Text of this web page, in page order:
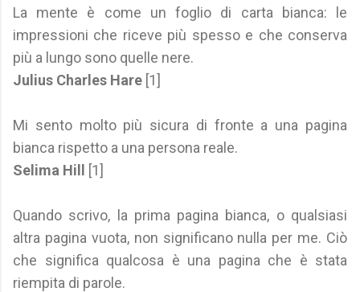
La mente è come un foglio di carta bianca: le
impressioni che riceve più spesso e che conserva
più a lungo sono quelle nere.
Julius Charles Hare [1]
Mi sento molto più sicura di fronte a una pagina
bianca rispetto a una persona reale.
Selima Hill
[1]
Quando scrivo, la prima pagina bianca, o qualsiasi
altra pagina vuota, non significano nulla per me. Ciò
che significa qualcosa è una pagina che è stata
riempita di parole.